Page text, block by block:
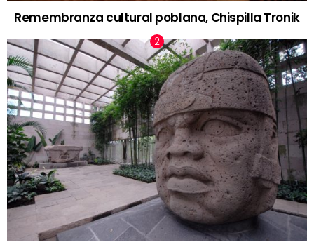
Remembranza cultural poblana, Chispilla Tronik